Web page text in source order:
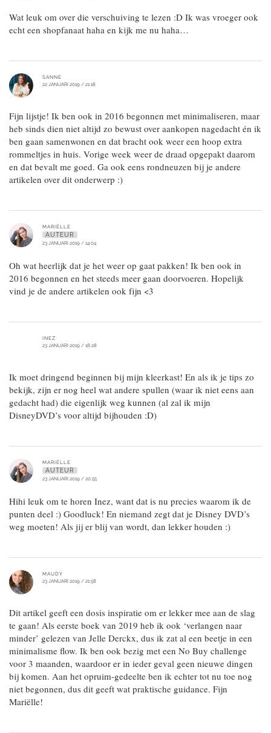
Wat leuk om over die verschuiving te lezen :D Ik was vroeger ook
echt een shopfanaat haha en kijk me nu haha…
SANNE
22 JANUARI 2019 / 21:18
Fijn lijstje! Ik ben ook in 2016 begonnen met minimaliseren, maar
heb sinds dien niet altijd zo bewust over aankopen nagedacht én ik
ben gaan samenwonen en dat bracht ook weer een hoop extra
rommeltjes in huis. Vorige week weer de draad opgepakt daarom
en dat bevalt me goed. Ga ook eens rondneuzen bij je andere
artikelen over dit onderwerp :)
MARIËLLE
AUTEUR
23 JANUARI 2019 / 14:04
Oh wat heerlijk dat je het weer op gaat pakken! Ik ben ook in
2016 begonnen en het steeds meer gaan doorvoeren. Hopelijk
vind je de andere artikelen ook fijn <3
INEZ
23 JANUARI 2019 / 18:28
Ik moet dringend beginnen bij mijn kleerkast! En als ik je tips zo
bekijk, zijn er nog heel wat andere spullen (waar ik niet eens aan
gedacht had) die eigenlijk weg kunnen (al zal ik mijn
DisneyDVD’s voor altijd bijhouden :D)
MARIËLLE
AUTEUR
23 JANUARI 2019 / 20:55
Hihi leuk om te horen Inez, want dat is nu precies waarom ik de
punten deel :) Goodluck! En niemand zegt dat je Disney DVD’s
weg moeten! Als jij er blij van wordt, dan lekker houden :)
MAUDY
23 JANUARI 2019 / 21:58
Dit artikel geeft een dosis inspiratie om er lekker mee aan de slag
te gaan! Als eerste boek van 2019 heb ik ook ‘verlangen naar
minder’ gelezen van Jelle Derckx, dus ik zat al een beetje in een
minimalisme flow. Ik ben ook bezig met een No Buy challenge
voor 3 maanden, waardoor er in ieder geval geen nieuwe dingen
bij komen. Aan het opruim-gedeelte ben ik echter tot nu toe nog
niet begonnen, dus dit geeft wat praktische guidance. Fijn
Mariëlle!